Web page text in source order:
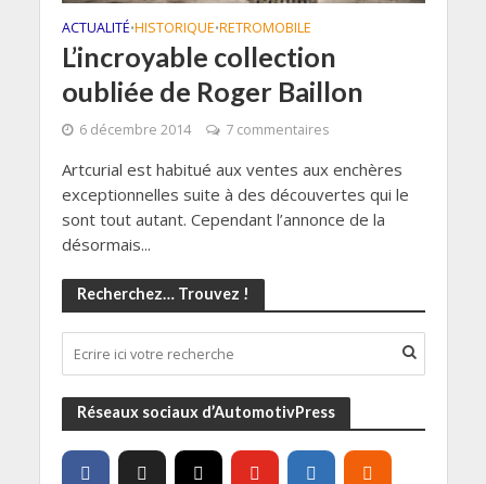
ACTUALITÉ•HISTORIQUE•RETROMOBILE
L’incroyable collection
oubliée de Roger Baillon
6 décembre 2014 7 commentaires
Artcurial est habitué aux ventes aux enchères
exceptionnelles suite à des découvertes qui le
sont tout autant. Cependant l’annonce de la
désormais...
Recherchez… Trouvez !
Réseaux sociaux d’AutomotivPress